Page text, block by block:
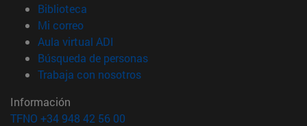
Biblioteca
Mi correo(abre en nueva ventana)
Aula virtual ADI
Búsqueda de personas(abre en nueva ventana)
Trabaja con nosotros(abre en nueva ventana)
Información
TFNO +34 948 42 56 00